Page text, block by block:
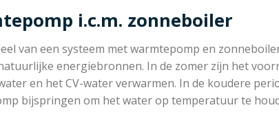
i.c.m. zonneboiler
van een systeem met warmtepomp en
energiebronnen. In de zomer zijn het
en het CV-water verwarmen. In de koudere
bijspringen om het water op temperatuur te